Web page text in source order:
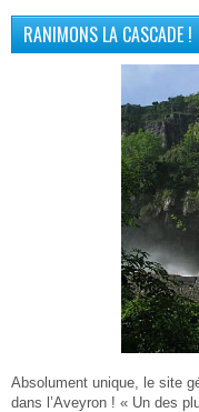
RANIMONS LA CASCADE !
Absolument unique, le site
dans l’Aveyron ! « Un des